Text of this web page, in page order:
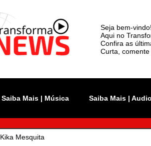
Seja bem-vindo!
Aqui no
Confira as
Curta,
Saiba Mais | Música Saiba Mais |
Rock In Rio
Kika Mesquita